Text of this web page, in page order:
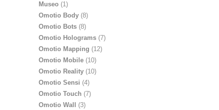
Museo (1)
Omotio Body (8)
Omotio Bots (8)
Omotio Holograms (7)
Omotio Mapping (12)
Omotio Mobile (10)
Omotio Reality (10)
Omotio Sensi (4)
Omotio Touch (7)
Omotio Wall
(3)